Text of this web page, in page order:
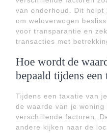
van onderhoud. Dit helpt
om weloverwogen
voor transparantie en
transacties met
Hoe wordt de
bepaald tijdens
Tijdens een taxatie van
de waarde van je
verschillende factoren.
andere kijken naar de